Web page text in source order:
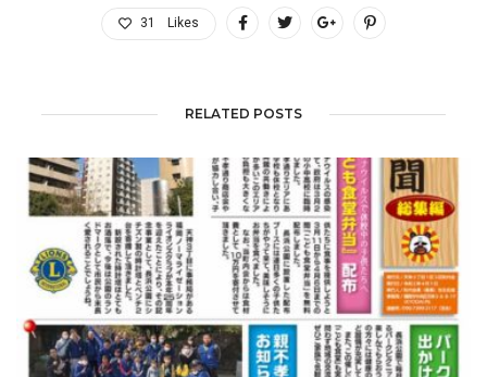
31 Likes
RELATED POSTS